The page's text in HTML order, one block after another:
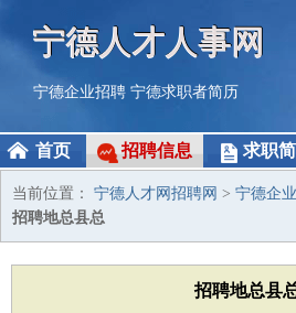
宁德人才人事网
宁德企业招聘 宁德求职者简历
首页 招聘信息 求职
当前位置： 宁德人才网招聘网 > 宁德企
招聘地总县总
招聘地总县